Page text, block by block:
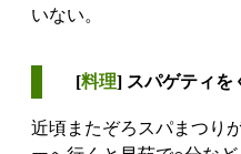
いない。
[料理] スパゲティを
近頃またぞろスパまつり